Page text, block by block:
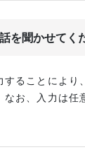
を聞かせてく
することにより
お、入力は任